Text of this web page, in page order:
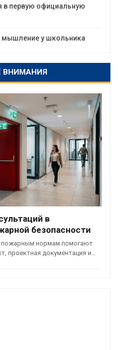
в первую официальную
мышление у школьника
ВНИМАНИЯ
в
безопасности
пожарным нормам помогают
проектная документация и…